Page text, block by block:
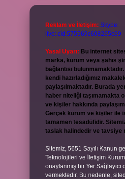
Reklam ve İletişim: Skype:
live:.cid.575569c608265c69
Yasal Uyarı: Bu internet
marka, kurum veya şahıs
bağlantısı
kendi hazırladığımız
paylaşılmaktadır. Burada
haber niteliği taşımamakta
ve kişiler hakkında
Gerçek kurum ve kişiler ile
tamamen tesadüfidir.
taslak halindedir ve tavsiye
Sitemiz, 5651 Sayılı Kanun
Teknolojileri ve İletişim
onaylanmış bir Yer Sağlayıcı
vermektedir. Bu nedenle,